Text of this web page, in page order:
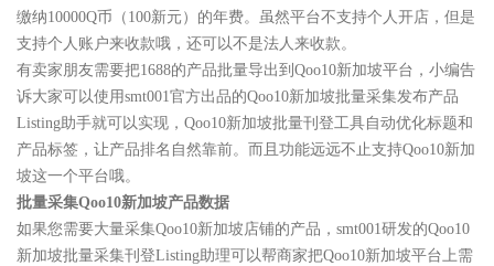
缴纳10000Q币（100新元）的年费。虽然平台不支持个人开店，但是
支持个人账户来收款哦，还可以不是法人来收款。
有卖家朋友需要把1688的产品批量导出到Qoo10新加坡平台，小编告
诉大家可以使用smt001官方出品的Qoo10新加坡批量采集发布产品
Listing助手就可以实现，Qoo10新加坡批量刊登工具自动优化标题和
产品标签，让产品排名自然靠前。而且功能远远不止支持Qoo10新加
坡这一个平台哦。
批量采集Qoo10新加坡产品数据
如果您需要大量采集Qoo10新加坡店铺的产品，smt001研发的Qoo10
新加坡批量采集刊登Listing助理可以帮商家把Qoo10新加坡平台上需